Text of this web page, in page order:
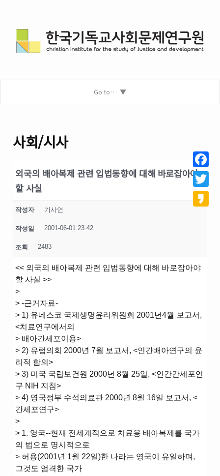
Go to…
사회/시사
외국의 배아복제 관련 입법동향에 대해 바로잡아야
할 사실
작성자 기사연
작성일 2001-06-01 23:42
조회 2483
<< 외국의 배아복제 관련 입법동향에 대해 바로잡아야
할 사실 >>
>
> -근거자료-
> 1) 유네스코 국제생명윤리위원회 2001년4월 보고서,
<치료연구에서의
> 배아간세포이용>
> 2) 유럽의회 2000년 7월 보고서, <인간배아연구의 윤
리적 함의>
> 3) 미국 국립보건원 2000년 8월 25일, <인간간세포연
구 NIH 지침>
> 4) 영국정부 수석의료관 2000년 8월 16일 보고서, <
간세포연구>
>
> 1. 영국--현재 전세계적으로 치료용 배아복제를 국가
의 법으로 명시적으로
> 허용(2001년 1월 22일)한 나라는 영국이 유일하며,
그것도 엄격한 국가
Twitter